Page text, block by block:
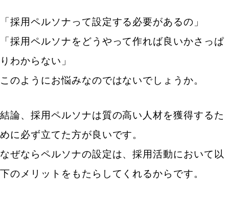
「採用ペルソナって設定する必要があるの」
「採用ペルソナをどうやって作れば良いかさっぱ
りわからない」
このようにお悩みなのではないでしょうか。
結論、採用ペルソナは質の高い人材を獲得するた
めに必ず立てた方が良いです。
なぜならペルソナの設定は、採用活動において以
下のメリットをもたらしてくれるからです。